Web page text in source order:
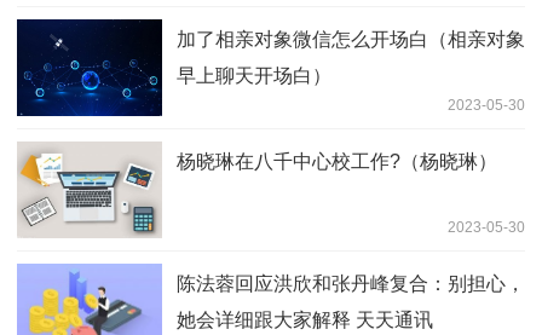
加了相亲对象微信怎么开场白（相亲对象
早上聊天开场白）
2023-05-30
杨晓琳在八千中心校工作?（杨晓琳）
2023-05-30
陈法蓉回应洪欣和张丹峰复合：别担心，
她会详细跟大家解释 天天通讯